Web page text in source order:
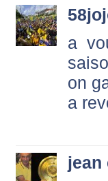
a
on
a
jean